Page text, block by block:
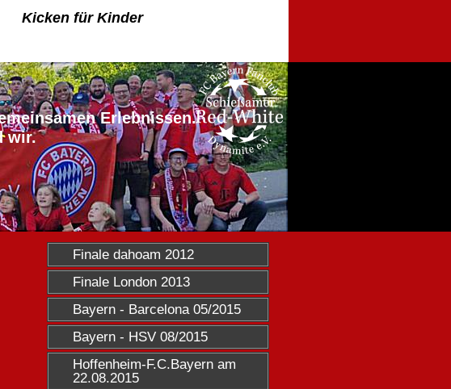
Kicken für Kinder
Erlebnissen.
wir.
Finale dahoam 2012
Finale London 2013
Bayern - Barcelona 05/2015
Bayern - HSV 08/2015
Hoffenheim-F.C.Bayern am
22.08.2015